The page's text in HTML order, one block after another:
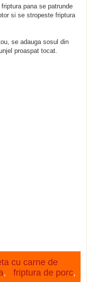
pana se patrunde
si se stropeste friptura
se adauga sosul din
proaspat tocat.
cu carne de
, friptura de porc,